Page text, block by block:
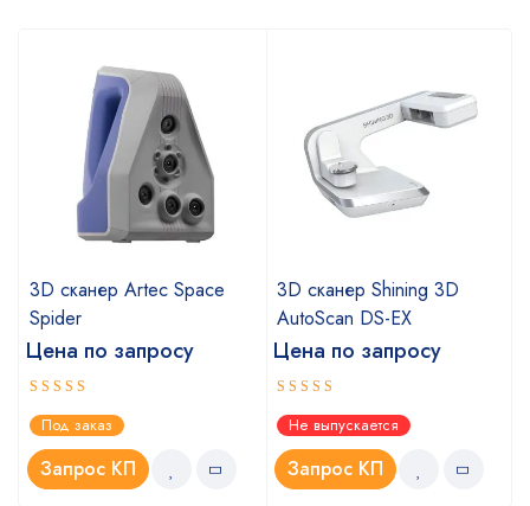
3D сканер Artec Space
Spider
Цена по запросу
Оценка
5.00из 5
Под заказ
Запрос КП
3D сканер Shining 3D
AutoScan DS-EX
Цена по запросу
Оценка
4.67из 5
Не выпускается
Запрос КП